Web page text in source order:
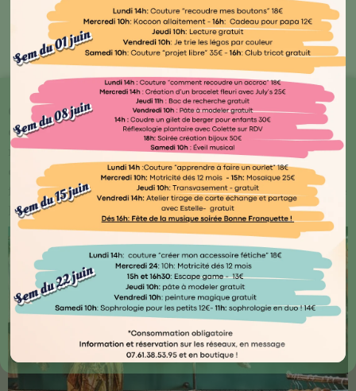
Bout'🖤 Kocoon
Chez Kocoon Family, chaque détail compte ! Plongez
dans notre univers où qualité et originalité se
rencontrent. Explorez notre vaste gamme de produits
conçus avec amour par des artisans normands ou
français, ainsi que des marques renommées telles que
Djego et Le Petit Souk.